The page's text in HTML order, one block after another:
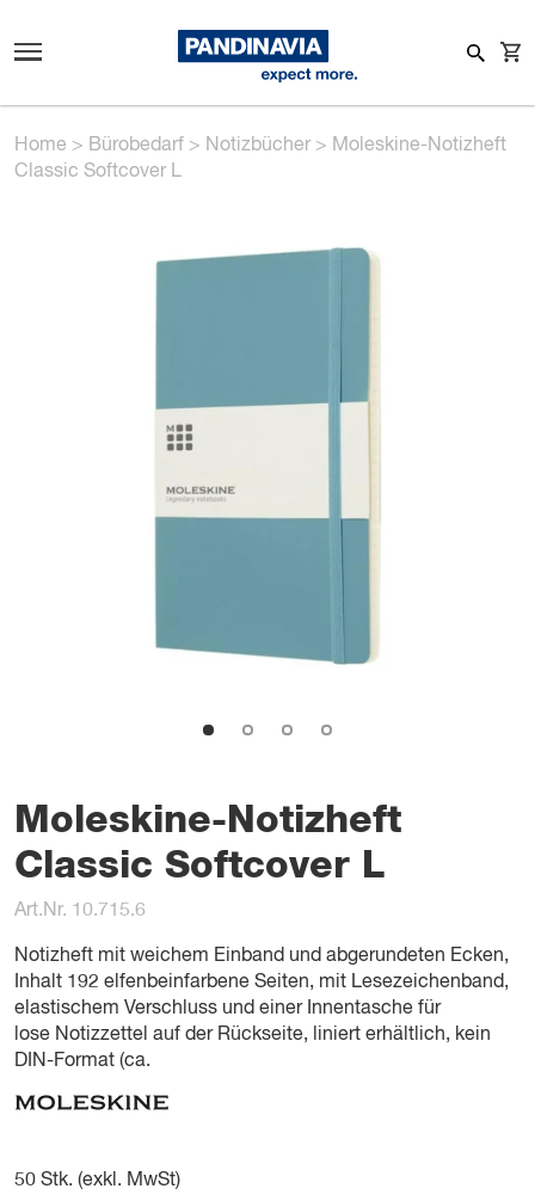
Home > Bürobedarf > Notizbücher> Moleskine-Notizheft
Classic Softcover L
Moleskine-Notizheft
Classic Softcover L
Art.Nr. 10.715.6
Notizheft mit weichem Einband und abgerundeten Ecken,
Inhalt 192 elfenbeinfarbene Seiten, mit Lesezeichenband,
elastischem Verschluss und einer Innentasche für
lose Notizzettel auf der Rückseite, liniert erhältlich, kein
DIN-Format (ca.
50 Stk. (exkl. MwSt)